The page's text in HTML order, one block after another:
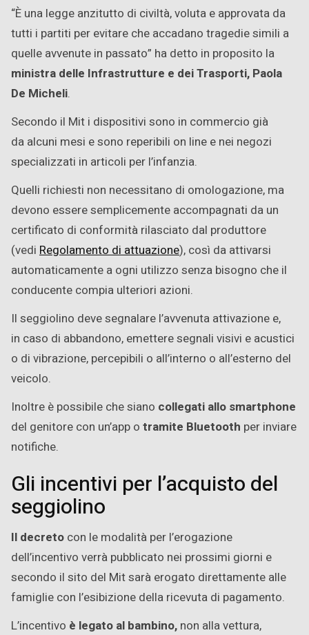
“È una legge anzitutto di civiltà, voluta e approvata da
tutti i partiti per evitare che accadano tragedie simili a
quelle avvenute in passato” ha detto in proposito la
ministra delle Infrastrutture e dei Trasporti, Paola
De Micheli.
Secondo il Mit i dispositivi sono in commercio già
da alcuni mesi e sono reperibili on line e nei negozi
specializzati in articoli per l’infanzia.
Quelli richiesti non necessitano di omologazione, ma
devono essere semplicemente accompagnati da un
certificato di conformità rilasciato dal produttore
(vedi Regolamento di attuazione), così da attivarsi
automaticamente a ogni utilizzo senza bisogno che il
conducente compia ulteriori azioni.
Il seggiolino deve segnalare l’avvenuta attivazione e,
in caso di abbandono, emettere segnali visivi e acustici
o di vibrazione, percepibili o all’interno o all’esterno del
veicolo.
Inoltre è possibile che siano collegati allo smartphone
del genitore con un’app o tramite Bluetooth per inviare
notifiche.
Gli incentivi per l’acquisto del
seggiolino
Il decreto con le modalità per l’erogazione
dell’incentivo verrà pubblicato nei prossimi giorni e
secondo il sito del Mit sarà erogato direttamente alle
famiglie con l’esibizione della ricevuta di pagamento.
L’incentivo è legato al bambino, non alla vettura,